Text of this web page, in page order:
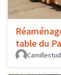
table du